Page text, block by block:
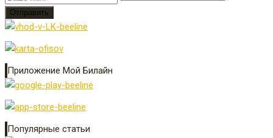
Приложение Мой Билайн
Популярные статьи